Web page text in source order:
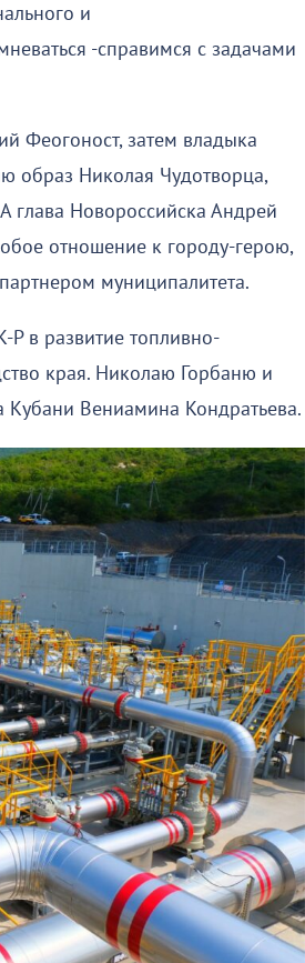
и
-справимся с задачами
Феогоност, затем владыка
образ Николая Чудотворца,
глава Новороссийска Андрей
отношение к городу-герою,
муниципалитета.
в развитие топливно-
края. Николаю Горбаню и
Кубани Вениамина Кондратьева.